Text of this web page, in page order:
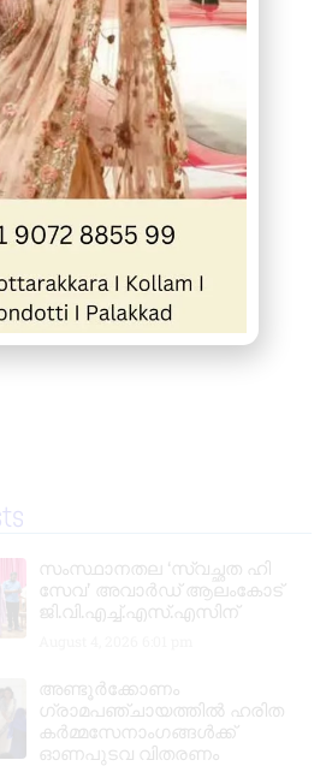
August 3, 2026 7:48 pm
« Previous Next »
സംസ്ഥാനതല ‘സ്വച്ഛത ഹി
സേവ’ അവാർഡ് ആലംകോട്
ജി.വി.എച്ച്.എസ്.എസിന്
അണ്ടൂർക്കോണം
ഗ്രാമപഞ്ചായത്തിൽ ഹരിത
കർമ്മസേനാംഗങ്ങൾക്ക്
ഓണപുടവ വിതരണം